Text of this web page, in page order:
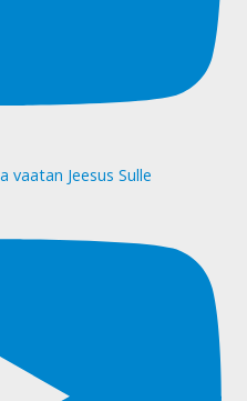
vaatan Jeesus Sulle